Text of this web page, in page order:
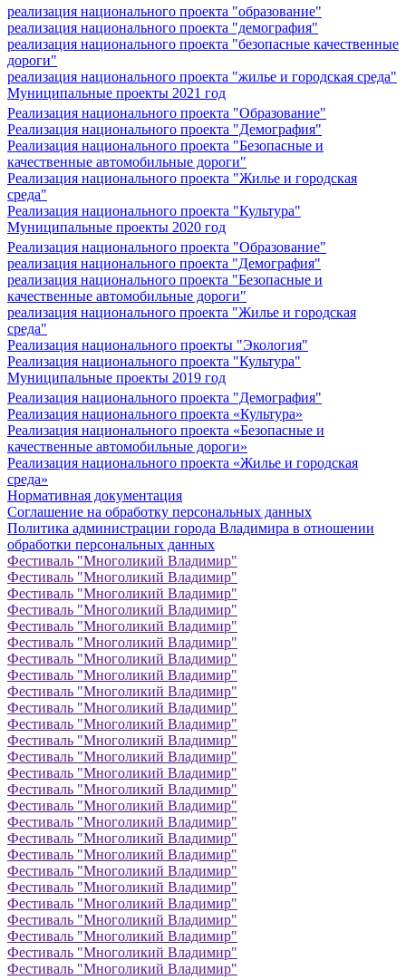
реализация национального проекта "образование"
реализация национального проекта "демография"
реализация национального проекта "безопасные качественные
дороги"
реализация национального проекта "жилье и городская среда"
Муниципальные проекты 2021 год
Реализация национального проекта "Образование"
Реализация национального проекта "Демография"
Реализация национального проекта "Безопасные и
качественные автомобильные дороги"
Реализация национального проекта "Жилье и городская
среда"
Реализация национального проекта "Культура"
Муниципальные проекты 2020 год
Реализация национального проекта "Образование"
реализация национального проекта "Демография"
реализация национального проекта "Безопасные и
качественные автомобильные дороги"
реализация национального проекта "Жилье и городская
среда"
Реализация национального проекты "Экология"
Реализация национального проекта "Культура"
Муниципальные проекты 2019 год
Реализация национального проекта "Демография"
Реализация национального проекта «Культура»
Реализация национального проекта «Безопасные и
качественные автомобильные дороги»
Реализация национального проекта «Жилье и городская
среда»
Нормативная документация
Соглашение на обработку персональных данных
Политика администрации города Владимира в отношении
обработки персональных данных
Фестиваль "Многоликий Владимир"
Фестиваль "Многоликий Владимир"
Фестиваль "Многоликий Владимир"
Фестиваль "Многоликий Владимир"
Фестиваль "Многоликий Владимир"
Фестиваль "Многоликий Владимир"
Фестиваль "Многоликий Владимир"
Фестиваль "Многоликий Владимир"
Фестиваль "Многоликий Владимир"
Фестиваль "Многоликий Владимир"
Фестиваль "Многоликий Владимир"
Фестиваль "Многоликий Владимир"
Фестиваль "Многоликий Владимир"
Фестиваль "Многоликий Владимир"
Фестиваль "Многоликий Владимир"
Фестиваль "Многоликий Владимир"
Фестиваль "Многоликий Владимир"
Фестиваль "Многоликий Владимир"
Фестиваль "Многоликий Владимир"
Фестиваль "Многоликий Владимир"
Фестиваль "Многоликий Владимир"
Фестиваль "Многоликий Владимир"
Фестиваль "Многоликий Владимир"
Фестиваль "Многоликий Владимир"
Фестиваль "Многоликий Владимир"
Фестиваль "Многоликий Владимир"